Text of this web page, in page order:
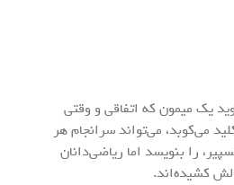
یک میمون که اتفاقی و وقتی
می‌کوبد، می‌تواند سرانجام هر
را بنویسد اما ریاضی‌دانان
کشیده‌اند.